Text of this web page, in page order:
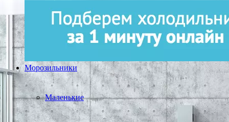
Морозильники
Маленькие